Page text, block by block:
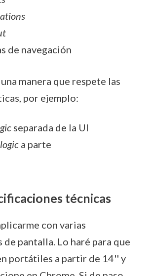
de navegación
manera que respete las
por ejemplo:
separada de la UI
a parte
técnicas
con varias
pantalla. Lo haré para que
portátiles a partir de 14'' y